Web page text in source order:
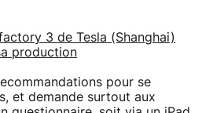
3 de Tesla (Shanghai)
production
pour se
et demande surtout aux